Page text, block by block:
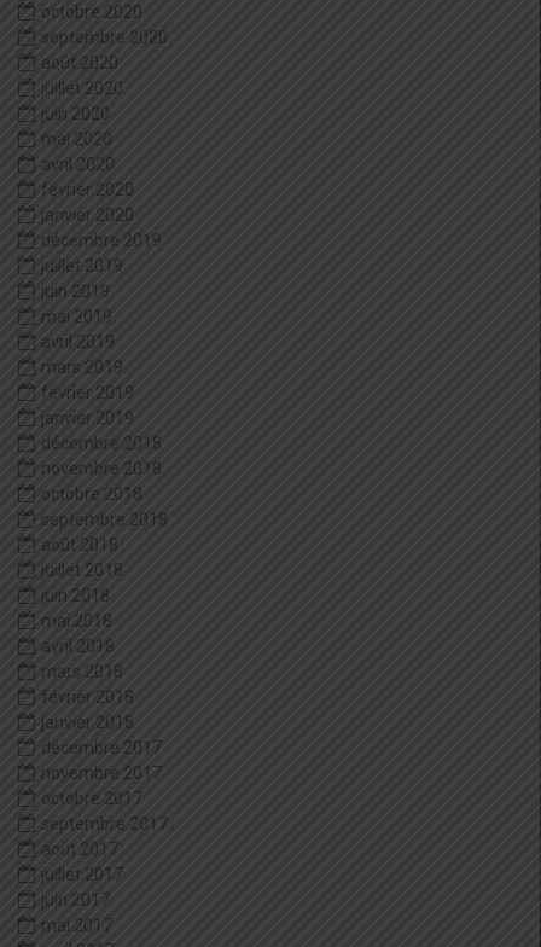
octobre 2020
septembre 2020
août 2020
juillet 2020
juin 2020
mai 2020
avril 2020
février 2020
janvier 2020
décembre 2019
juillet 2019
juin 2019
mai 2019
avril 2019
mars 2019
février 2019
janvier 2019
décembre 2018
novembre 2018
octobre 2018
septembre 2018
août 2018
juillet 2018
juin 2018
mai 2018
avril 2018
mars 2018
février 2018
janvier 2018
décembre 2017
novembre 2017
octobre 2017
septembre 2017
août 2017
juillet 2017
juin 2017
mai 2017